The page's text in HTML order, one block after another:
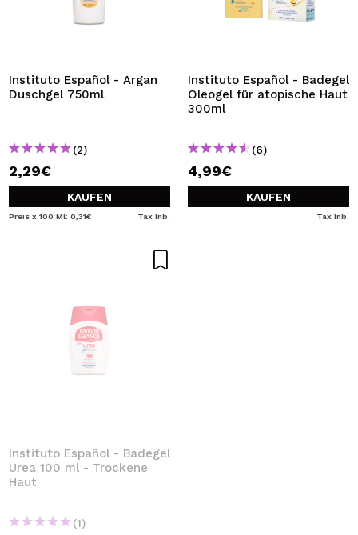
Instituto Español - Argan
Duschgel 750ml
(2)
2,29€
KAUFEN
Preis x 100 Ml: 0,31€ Tax Inb.
Instituto Español - Badegel
Oleogel für atopische Haut
300ml
(6)
4,99€
KAUFEN
Tax Inb.
Instituto Español - Badegel
Urea 100 ml - Trockene
Haut
(1)